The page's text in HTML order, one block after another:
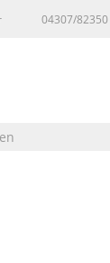
04307/82350